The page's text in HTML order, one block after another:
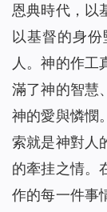
恩典時代，以
以基督的身
人。神的作工
滿了神的智慧
神的愛與憐憫
索就是神對人
的牽挂之情。
作的每一件事